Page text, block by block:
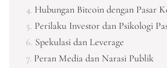
Hubungan Bitcoin dengan Pasar
Perilaku Investor dan Psikologi
Spekulasi dan Leverage
Peran Media dan Narasi Publik